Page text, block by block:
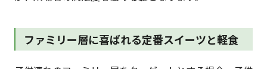
ファミリー層に喜ばれる定番スイーツと軽食